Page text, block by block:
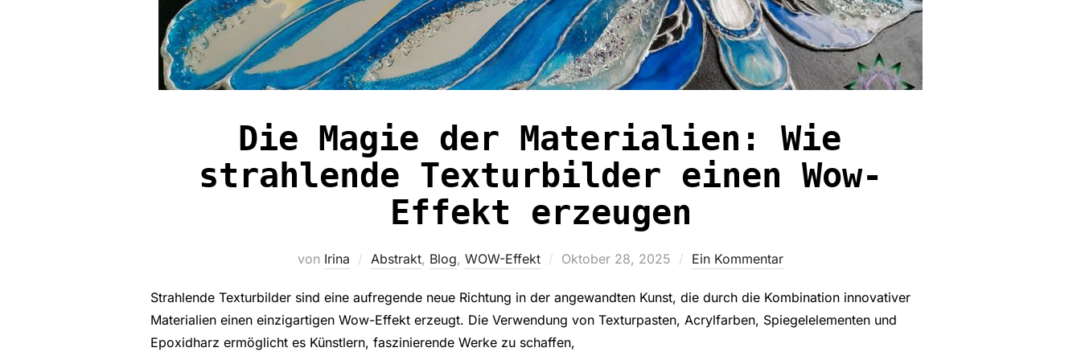
Die Magie der Materialien: Wie
strahlende Texturbilder einen Wow-
Effekt erzeugen
von Irina Abstrakt, Blog, WOW-Effekt
Veröffentlicht
Oktober 28, 2025 Ein Kommentar
Strahlende Texturbilder sind eine aufregende neue Richtung in der angewandten Kunst, die durch die Kombination innovativer
Materialien einen einzigartigen Wow-Effekt erzeugt. Die Verwendung von Texturpasten, Acrylfarben, Spiegelelementen und
Epoxidharz ermöglicht es Künstlern, faszinierende Werke zu schaffen,